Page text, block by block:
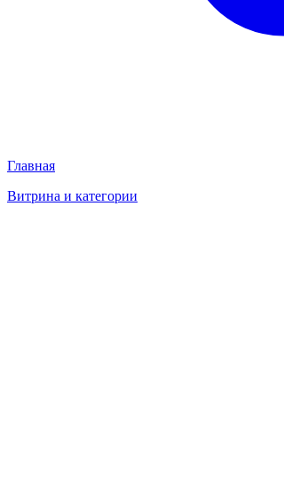
Главная
Витрина и категории